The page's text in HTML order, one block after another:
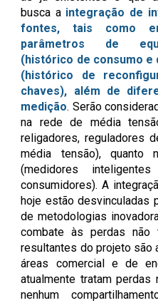
busca a integração de
fontes, tais como
parâmetros de
(histórico de consumo
(histórico de
chaves), além de
medição. Serão
na rede de média
religadores, reguladores
média tensão), quanto
(medidores
consumidores). A
hoje estão desvinculadas
de metodologias
combate às perdas não
resultantes do projeto são
áreas comercial e de
atualmente tratam
nenhum